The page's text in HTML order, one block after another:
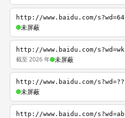
http://www.baidu.com/s?wd=64
未屏蔽
http://www.baidu.com/s?wd=wk
截至 2026 年 未屏蔽
http://www.baidu.com/s?wd=??
未屏蔽
http://www.baidu.com/s?wd=ab